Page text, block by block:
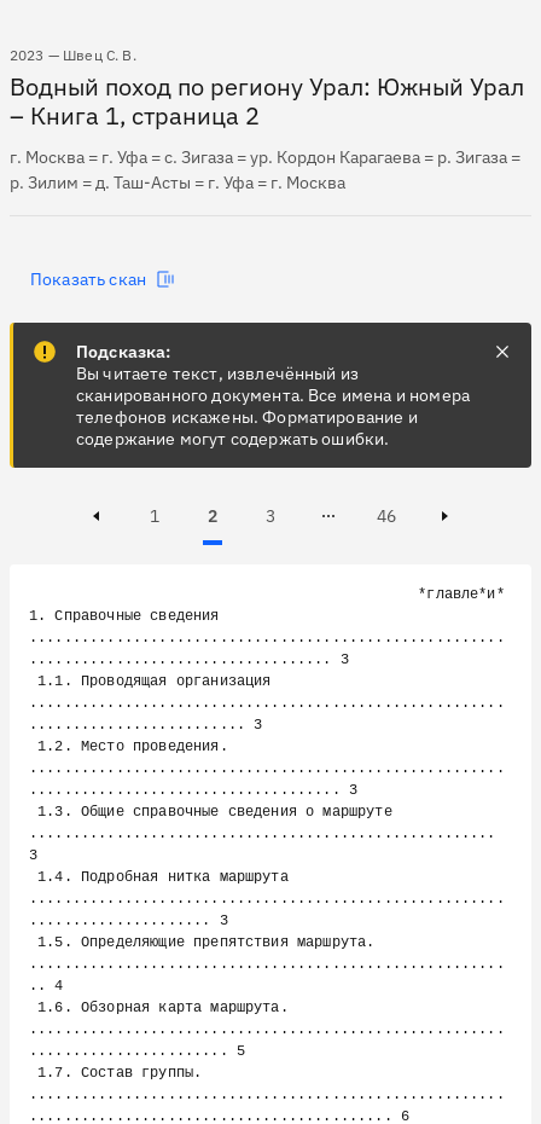
2023 — Швец С. В.
Водный поход по региону Урал: Южный Урал
– Книга 1, страница 2
г. Москва = г. Уфа = с. Зигаза = ур. Кордон Карагаева = р. Зигаза =
р. Зилим = д. Таш-Асты = г. Уфа = г. Москва
Показать скан
Подсказка:
Вы читаете текст, извлечённый из
сканированного документа. Все имена и номера
телефонов искажены. Форматирование и
содержание могут содержать ошибки.
Page
1 Page
2 Active, Page
3 Page
46
1. Справочные сведения
.......................................................
................................... 3
1.1. Проводящая организация
.......................................................
......................... 3
1.2. Место проведения.
.......................................................
.................................... 3
1.3. Общие справочные сведения о маршруте
......................................................
3
1.4. Подробная нитка маршрута
.......................................................
..................... 3
1.5. Определяющие препятствия маршрута.
.......................................................
.. 4
1.6. Обзорная карта маршрута.
.......................................................
....................... 5
1.7. Состав группы.
.......................................................
.......................................... 6